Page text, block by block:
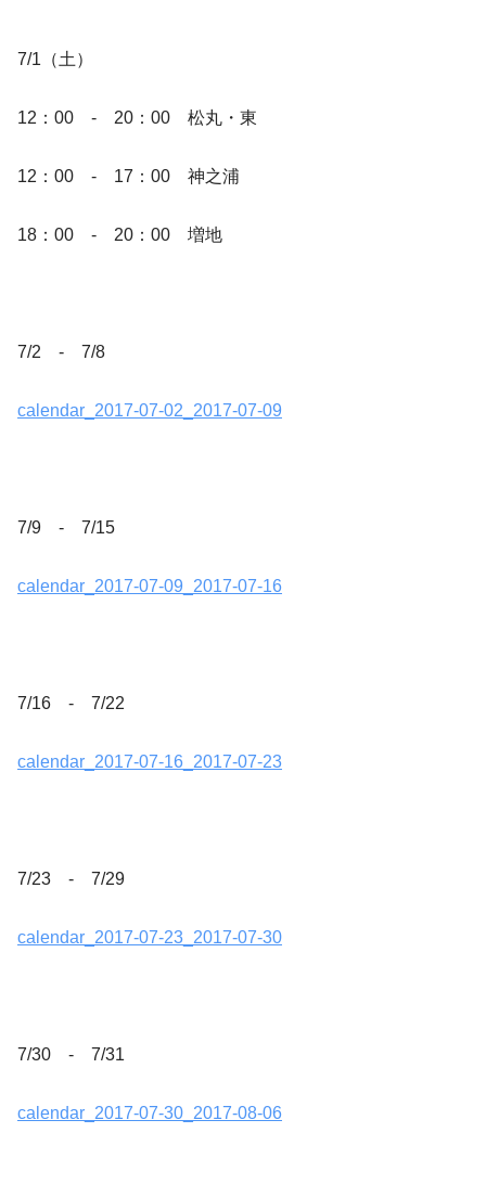
7/1（土）
12：00 - 20：00 松丸・東
12：00 - 17：00 神之浦
18：00 - 20：00 増地
7/2 - 7/8
calendar_2017-07-02_2017-07-09
7/9 - 7/15
calendar_2017-07-09_2017-07-16
7/16 - 7/22
calendar_2017-07-16_2017-07-23
7/23 - 7/29
calendar_2017-07-23_2017-07-30
7/30 - 7/31
calendar_2017-07-30_2017-08-06